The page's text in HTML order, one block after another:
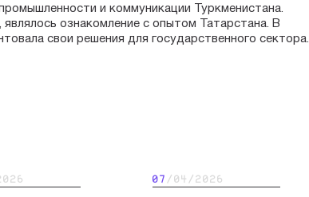
и коммуникации Туркменистана.
ознакомление с опытом Татарстана. В
свои решения для государственного сектора.
07 /04/2026